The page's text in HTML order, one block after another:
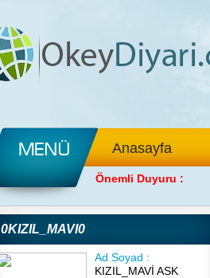
Anasayfa
Önemli Duyuru :
0KIZIL_MAVI0
Ad Soyad :
KIZIL_MAVİ ASK